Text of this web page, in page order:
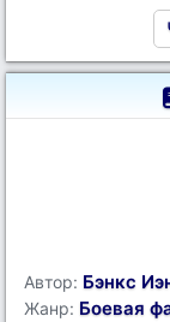
Автор: Бэнкс
Жанр: Боевая